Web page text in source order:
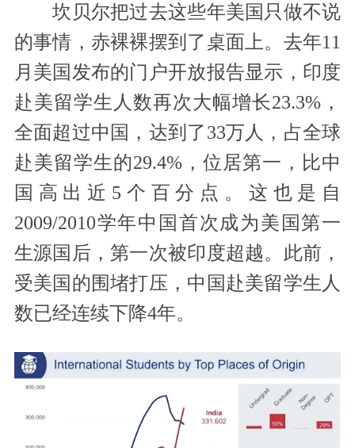
坎贝尔把过去这些年美国只做不说
的事情，赤裸裸摆到了桌面上。去年11
月美国发布的门户开放报告显示，印度
赴美留学生人数再次大幅增长23.3%，
全面超过中国，达到了33万人，占全球
赴美留学生的29.4%，位居第一，比中
国高出近5个百分点。这也是自
2009/2010学年中国首次成为美国第一
生源国后，第一次被印度超越。此前，
受美国的围堵打压，中国赴美留学生人
数已经连续下降4年。